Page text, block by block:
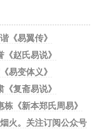
《易翼传》
赵氏易说》
易变体义》
复斋易说》
《新本郑氏周易》
火。关注订阅公众号